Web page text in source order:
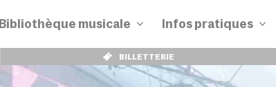
Bibliothèque musicale Infos pratiques
BILLETTERIE